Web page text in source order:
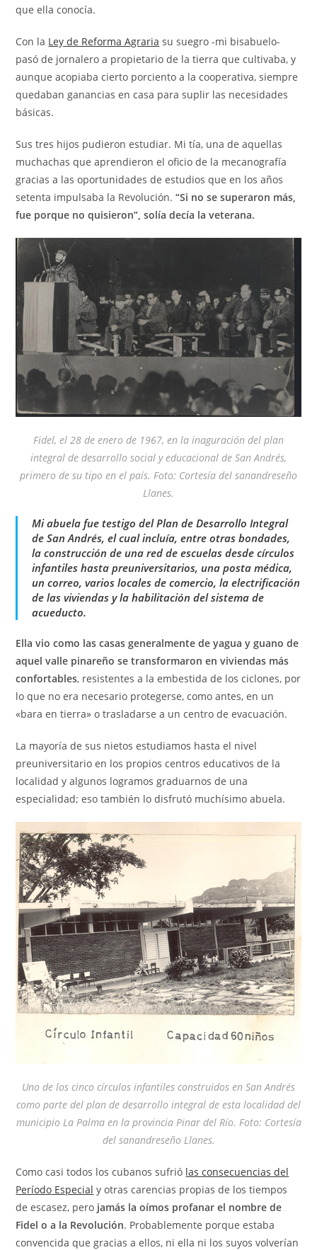
que ella conocía.
Con la Ley de Reforma Agraria su suegro -mi bisabuelo-
pasó de jornalero a propietario de la tierra que cultivaba, y
aunque acopiaba cierto porciento a la cooperativa, siempre
quedaban ganancias en casa para suplir las necesidades
básicas.
Sus tres hijos pudieron estudiar. Mi tía, una de aquellas
muchachas que aprendieron el oficio de la mecanografía
gracias a las oportunidades de estudios que en los años
setenta impulsaba la Revolución.“Si no se superaron más,
fue porque no quisieron”, solía decía la veterana.
Fidel, el 28 de enero de 1967, en la inaguración del plan
integral de desarrollo social y educacional de San Andrés,
primero de su tipo en el país. Foto: Cortesía del sanandreseño
Llanes.
Mi abuela fue testigo del Plan de Desarrollo Integral
de San Andrés, el cual incluía, entre otras bondades,
la construcción de una red de escuelas desde círculos
infantiles hasta preuniversitarios, una posta médica,
un correo, varios locales de comercio, la electrificación
de las viviendas y la habilitación del sistema de
acueducto.
Ella vio como las casas generalmente de yagua y guano de
aquel valle pinareño se transformaron en viviendas más
confortables, resistentes a la embestida de los ciclones, por
lo que no era necesario protegerse, como antes, en un
«bara en tierra» o trasladarse a un centro de evacuación.
La mayoría de sus nietos estudiamos hasta el nivel
preuniversitario en los propios centros educativos de la
localidad y algunos logramos graduarnos de una
especialidad; eso también lo disfrutó muchísimo abuela.
Uno de los cinco círculos infantiles construidos en San Andrés
como parte del plan de desarrollo integral de esta localidad del
municipio La Palma en la provincia Pinar del Río. Foto: Cortesía
del sanandreseño Llanes.
Como casi todos los cubanos sufrió las consecuencias del
Período Especial y otras carencias propias de los tiempos
de escasez, pero jamás la oímos profanar el nombre de
Fidel o a la Revolución. Probablemente porque estaba
convencida que gracias a ellos, ni ella ni los suyos volverían